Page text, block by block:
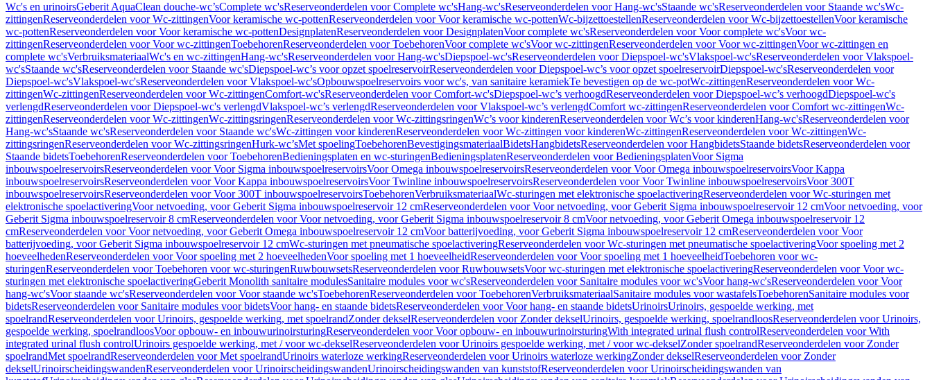
Wc's en urinoirsGeberit AquaClean douche-wc’sComplete wc'sReserveonderdelen voor Complete wc'sHang-wc'sReserveonderdelen voor Hang-wc'sStaande wc'sReserveonderdelen voor Staande wc'sWc-
zittingenReserveonderdelen voor Wc-zittingenVoor keramische wc-pottenReserveonderdelen voor Voor keramische wc-pottenWc-bijzettoestellenReserveonderdelen voor Wc-bijzettoestellenVoor keramische
wc-pottenReserveonderdelen voor Voor keramische wc-pottenDesignplatenReserveonderdelen voor DesignplatenVoor complete wc'sReserveonderdelen voor Voor complete wc'sVoor wc-
zittingenReserveonderdelen voor Voor wc-zittingenToebehorenReserveonderdelen voor ToebehorenVoor complete wc'sVoor wc-zittingenReserveonderdelen voor Voor wc-zittingenVoor wc-zittingen en
complete wc'sVerbruiksmateriaalWc's en wc-zittingenHang-wc'sReserveonderdelen voor Hang-wc'sDiepspoel-wc'sReserveonderdelen voor Diepspoel-wc'sVlakspoel-wc'sReserveonderdelen voor Vlakspoel-
wc'sStaande wc'sReserveonderdelen voor Staande wc'sDiepspoel-wc’s voor opzet spoelreservoirReserveonderdelen voor Diepspoel-wc’s voor opzet spoelreservoirDiepspoel-wc'sReserveonderdelen voor
Diepspoel-wc'sVlakspoel-wc'sReserveonderdelen voor Vlakspoel-wc'sOpbouwspoelreservoirs voor wc's, van sanitaire keramiekTe bevestigen op de wc-potWc-zittingenReserveonderdelen voor Wc-
zittingenWc-zittingenReserveonderdelen voor Wc-zittingenComfort-wc'sReserveonderdelen voor Comfort-wc'sDiepspoel-wc’s verhoogdReserveonderdelen voor Diepspoel-wc’s verhoogdDiepspoel-wc's
verlengdReserveonderdelen voor Diepspoel-wc's verlengdVlakspoel-wc’s verlengdReserveonderdelen voor Vlakspoel-wc’s verlengdComfort wc-zittingenReserveonderdelen voor Comfort wc-zittingenWc-
zittingenReserveonderdelen voor Wc-zittingenWc-zittingsringenReserveonderdelen voor Wc-zittingsringenWc’s voor kinderenReserveonderdelen voor Wc’s voor kinderenHang-wc'sReserveonderdelen voor
Hang-wc'sStaande wc'sReserveonderdelen voor Staande wc'sWc-zittingen voor kinderenReserveonderdelen voor Wc-zittingen voor kinderenWc-zittingenReserveonderdelen voor Wc-zittingenWc-
zittingsringenReserveonderdelen voor Wc-zittingsringenHurk-wc’sMet spoelingToebehorenBevestigingsmateriaalBidetsHangbidetsReserveonderdelen voor HangbidetsStaande bidetsReserveonderdelen voor
Staande bidetsToebehorenReserveonderdelen voor ToebehorenBedieningsplaten en wc-sturingenBedieningsplatenReserveonderdelen voor BedieningsplatenVoor Sigma
inbouwspoelreservoirsReserveonderdelen voor Voor Sigma inbouwspoelreservoirsVoor Omega inbouwspoelreservoirsReserveonderdelen voor Voor Omega inbouwspoelreservoirsVoor Kappa
inbouwspoelreservoirsReserveonderdelen voor Voor Kappa inbouwspoelreservoirsVoor Twinline inbouwspoelreservoirsReserveonderdelen voor Voor Twinline inbouwspoelreservoirsVoor 300T
inbouwspoelreservoirsReserveonderdelen voor Voor 300T inbouwspoelreservoirsToebehorenVerbruiksmateriaalWc-sturingen met elektronische spoelactiveringReserveonderdelen voor Wc-sturingen met
elektronische spoelactiveringVoor netvoeding, voor Geberit Sigma inbouwspoelreservoir 12 cmReserveonderdelen voor Voor netvoeding, voor Geberit Sigma inbouwspoelreservoir 12 cmVoor netvoeding, voor
Geberit Sigma inbouwspoelreservoir 8 cmReserveonderdelen voor Voor netvoeding, voor Geberit Sigma inbouwspoelreservoir 8 cmVoor netvoeding, voor Geberit Omega inbouwspoelreservoir 12
cmReserveonderdelen voor Voor netvoeding, voor Geberit Omega inbouwspoelreservoir 12 cmVoor batterijvoeding, voor Geberit Sigma inbouwspoelreservoir 12 cmReserveonderdelen voor Voor
batterijvoeding, voor Geberit Sigma inbouwspoelreservoir 12 cmWc-sturingen met pneumatische spoelactiveringReserveonderdelen voor Wc-sturingen met pneumatische spoelactiveringVoor spoeling met 2
hoeveelhedenReserveonderdelen voor Voor spoeling met 2 hoeveelhedenVoor spoeling met 1 hoeveelheidReserveonderdelen voor Voor spoeling met 1 hoeveelheidToebehoren voor wc-
sturingenReserveonderdelen voor Toebehoren voor wc-sturingenRuwbouwsetsReserveonderdelen voor RuwbouwsetsVoor wc-sturingen met elektronische spoelactiveringReserveonderdelen voor Voor wc-
sturingen met elektronische spoelactiveringGeberit Monolith sanitaire modulesSanitaire modules voor wc'sReserveonderdelen voor Sanitaire modules voor wc'sVoor hang-wc'sReserveonderdelen voor Voor
hang-wc'sVoor staande wc'sReserveonderdelen voor Voor staande wc'sToebehorenReserveonderdelen voor ToebehorenVerbruiksmateriaalSanitaire modules voor wastafelsToebehorenSanitaire modules voor
bidetsReserveonderdelen voor Sanitaire modules voor bidetsVoor hang- en staande bidetsReserveonderdelen voor Voor hang- en staande bidetsUrinoirsUrinoirs, gespoelde werking, met
spoelrandReserveonderdelen voor Urinoirs, gespoelde werking, met spoelrandZonder dekselReserveonderdelen voor Zonder dekselUrinoirs, gespoelde werking, spoelrandloosReserveonderdelen voor Urinoirs,
gespoelde werking, spoelrandloosVoor opbouw- en inbouwurinoirsturingReserveonderdelen voor Voor opbouw- en inbouwurinoirsturingWith integrated urinal flush controlReserveonderdelen voor With
integrated urinal flush controlUrinoirs gespoelde werking, met / voor wc-dekselReserveonderdelen voor Urinoirs gespoelde werking, met / voor wc-dekselZonder spoelrandReserveonderdelen voor Zonder
spoelrandMet spoelrandReserveonderdelen voor Met spoelrandUrinoirs waterloze werkingReserveonderdelen voor Urinoirs waterloze werkingZonder dekselReserveonderdelen voor Zonder
dekselUrinoirscheidingswandenReserveonderdelen voor UrinoirscheidingswandenUrinoirscheidingswanden van kunststofReserveonderdelen voor Urinoirscheidingswanden van